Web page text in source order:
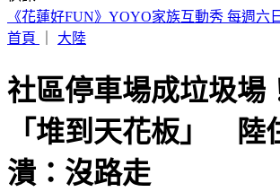
遠見天下文化創辦人高希均辭世 「天下哪
絕響
社區停車場成垃圾場
「堆到天花板」 陸